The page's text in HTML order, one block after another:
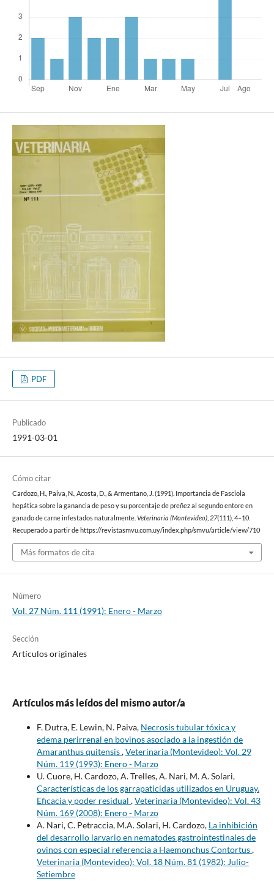
PDF
Publicado
1991-03-01
Cómo citar
Cardozo, H., Paiva, N., Acosta, D., & Armentano, J. (1991). Importancia de Fasciola
hepática sobre la ganancia de peso y su porcentaje de preñez al segundo entore en
ganado de carne infestados naturalmente. Veterinaria (Montevideo), 27(111), 4–10.
Recuperado a partir de https://revistasmvu.com.uy/index.php/smvu/article/view/710
Más formatos de cita
Número
Vol. 27 Núm. 111 (1991): Enero - Marzo
Sección
Artículos originales
Artículos más leídos del mismo autor/a
F. Dutra, E. Lewin, N. Paiva, Necrosis tubular tóxica y
edema perirrenal en bovinos asociado a la ingestión de
Amaranthus quitensis,Veterinaria (Montevideo): Vol. 29
Núm. 119 (1993): Enero - Marzo
U. Cuore, H. Cardozo, A. Trelles, A. Nari, M. A. Solari,
Características de los garrapaticidas utilizados en Uruguay.
Eficacia y poder residual ,Veterinaria (Montevideo): Vol. 43
Núm. 169 (2008): Enero - Marzo
A. Nari, C. Petraccia, M.A. Solari, H. Cardozo, La inhibición
del desarrollo larvario en nematodes gastrointestinales de
ovinos con especial referencia a Haemonchus Contortus,
Veterinaria (Montevideo): Vol. 18 Núm. 81 (1982): Julio-
Setiembre